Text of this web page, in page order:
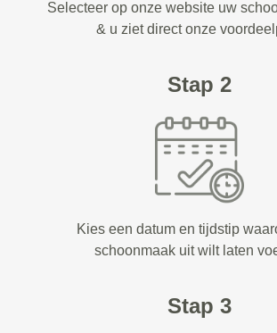
Selecteer op onze website uw
& u ziet direct onze
Stap 2
Kies een datum en tijdstip
schoonmaak uit wilt laten
Stap 3